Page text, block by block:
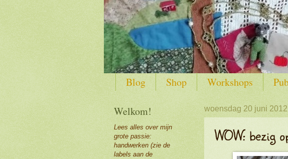
Blog Shop Workshops
woensdag 20 juni 2012
WOW: bezig
Welkom!
Lees alles over mijn
grote passie:
handwerken (zie de
labels aan de